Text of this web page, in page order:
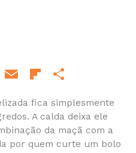
T
w
E
m
ai
l
Fl
ip
b
o
h
ar
e
fica simplesmente
A calda deixa ele
da maçã com a
por quem curte um bolo